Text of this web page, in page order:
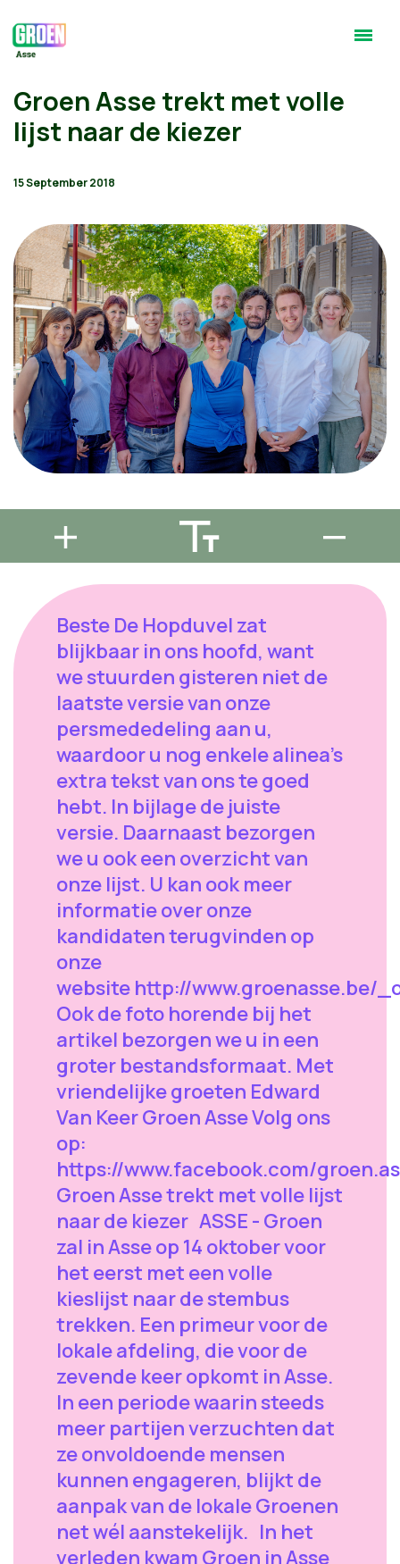
Groen Asse trekt met volle
lijst naar de kiezer
15 September 2018
Beste De Hopduvel zat
blijkbaar in ons hoofd, want
we stuurden gisteren niet de
laatste versie van onze
persmededeling aan u,
waardoor u nog enkele alinea's
extra tekst van ons te goed
hebt. In bijlage de juiste
versie. Daarnaast bezorgen
we u ook een overzicht van
onze lijst. U kan ook meer
informatie over onze
kandidaten terugvinden op
onze
website http://www.groenasse.be/
Ook de foto horende bij het
artikel bezorgen we u in een
groter bestandsformaat. Met
vriendelijke groeten Edward
Van Keer Groen Asse Volg ons
op:
https://www.facebook.com/
Groen Asse trekt met volle lijst
naar de kiezer ASSE - Groen
zal in Asse op 14 oktober voor
het eerst met een volle
kieslijst naar de stembus
trekken. Een primeur voor de
lokale afdeling, die voor de
zevende keer opkomt in Asse.
In een periode waarin steeds
meer partijen verzuchten dat
ze onvoldoende mensen
kunnen engageren, blijkt de
aanpak van de lokale Groenen
net wél aanstekelijk. In het
verleden kwam Groen in Asse